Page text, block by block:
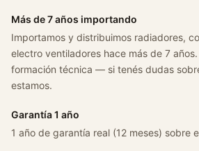
N
g
2
.
8
T
Más de 7 años importando
Importamos y distribuimos radiadores,
electro ventiladores hace más de 7
formación técnica — si tenés dudas
estamos.
Garantía 1 año
1 año de garantía real (12 meses) sobre